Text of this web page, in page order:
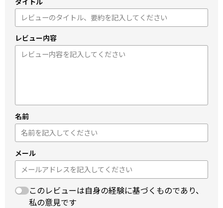
レビュー内容
名前
メール
このレビューは自身の経験に基づくものであり、
私の意見です